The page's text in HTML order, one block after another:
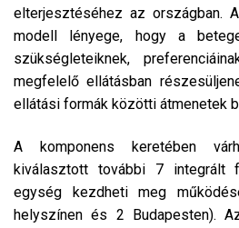
elterjesztéséhez az országban.
modell lényege, hogy a
szükségleteiknek,
megfelelő ellátásban
ellátási formák közötti átmenetek
A komponens keretében
kiválasztott további 7 integrált
egység kezdheti meg
helyszínen és 2 Budapesten).